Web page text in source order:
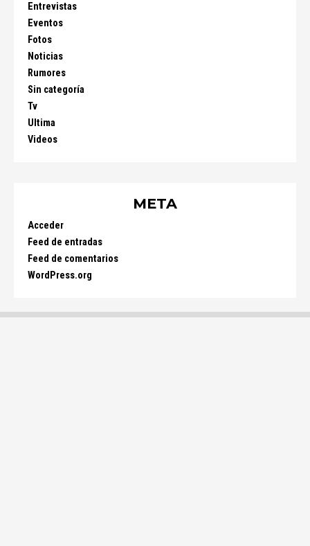
Entrevistas
Eventos
Fotos
Noticias
Rumores
Sin categoría
Tv
Ultima
Videos
META
Acceder
Feed de entradas
Feed de comentarios
WordPress.org